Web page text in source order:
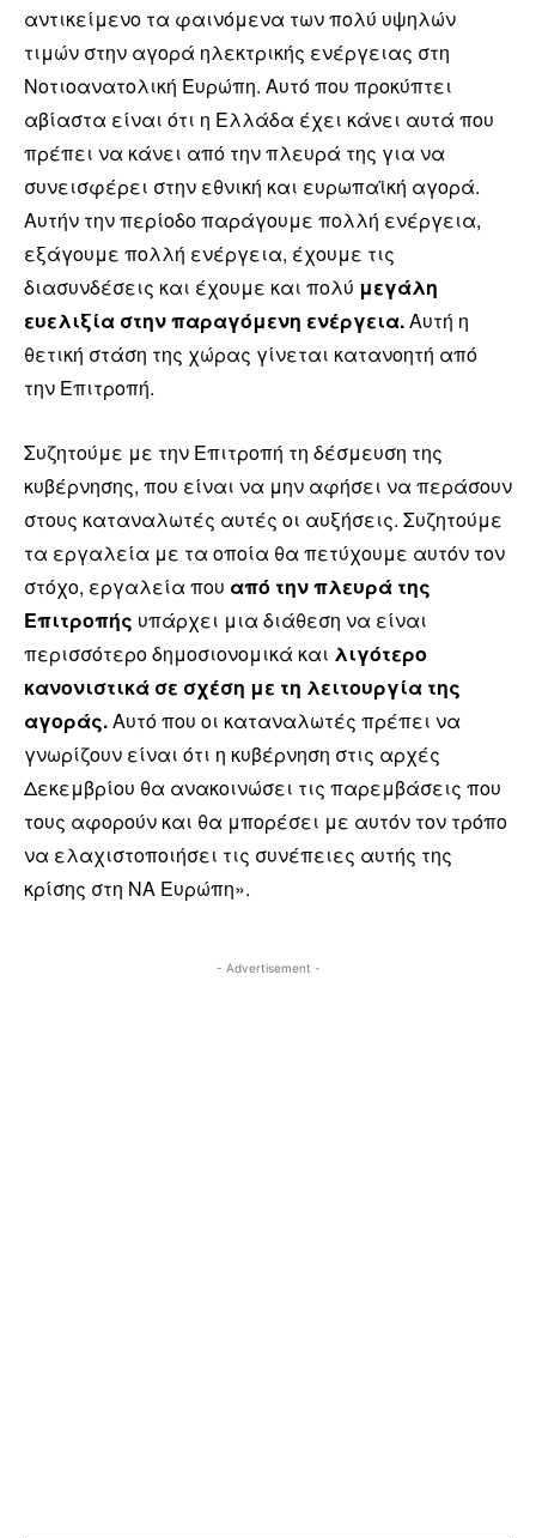
αντικείμενο τα φαινόμενα των πολύ υψηλών
τιμών στην αγορά ηλεκτρικής ενέργειας στη
Νοτιοανατολική Ευρώπη. Αυτό που προκύπτει
αβίαστα είναι ότι η Ελλάδα έχει κάνει αυτά που
πρέπει να κάνει από την πλευρά της για να
συνεισφέρει στην εθνική και ευρωπαϊκή αγορά.
Αυτήν την περίοδο παράγουμε πολλή ενέργεια,
εξάγουμε πολλή ενέργεια, έχουμε τις
διασυνδέσεις και έχουμε και πολύ μεγάλη
ευελιξία στην παραγόμενη ενέργεια.Αυτή η
θετική στάση της χώρας γίνεται κατανοητή από
την Επιτροπή.
Συζητούμε με την Επιτροπή τη δέσμευση της
κυβέρνησης, που είναι να μην αφήσει να περάσουν
στους καταναλωτές αυτές οι αυξήσεις. Συζητούμε
τα εργαλεία με τα οποία θα πετύχουμε αυτόν τον
στόχο, εργαλεία που από την πλευρά της
Επιτροπής υπάρχει μια διάθεση να είναι
περισσότερο δημοσιονομικά και λιγότερο
κανονιστικά σε σχέση με τη λειτουργία της
αγοράς.Αυτό που οι καταναλωτές πρέπει να
γνωρίζουν είναι ότι η κυβέρνηση στις αρχές
Δεκεμβρίου θα ανακοινώσει τις παρεμβάσεις που
τους αφορούν και θα μπορέσει με αυτόν τον τρόπο
να ελαχιστοποιήσει τις συνέπειες αυτής της
κρίσης στη ΝΑ Ευρώπη».
- Advertisement -